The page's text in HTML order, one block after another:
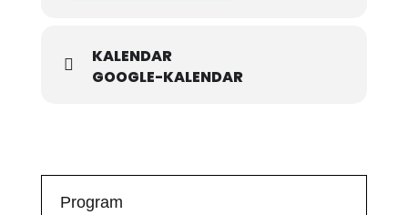
KALENDAR
GOOGLE-KALENDAR
Program